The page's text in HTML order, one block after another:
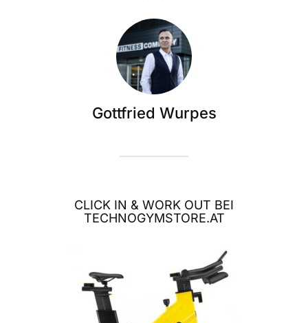
Gottfried Wurpes
CLICK IN & WORK OUT BEI
TECHNOGYMSTORE.AT